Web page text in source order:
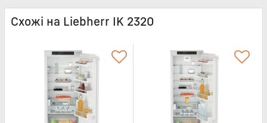
Схожі на Liebherr IK 2320